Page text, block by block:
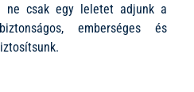
ne csak egy leletet adjunk a
emberséges és